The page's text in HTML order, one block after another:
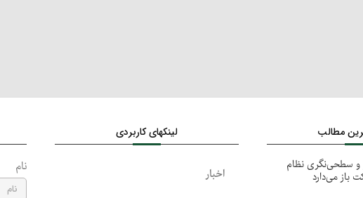
مطالب
و سطحی‌نگری نظام
باز می‌دارد
لینکهای کاربردی
اخبار
نام